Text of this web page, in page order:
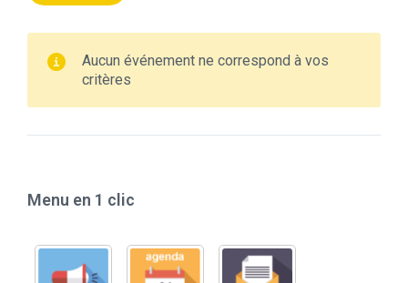
Aucun événement ne correspond à vos
critères
Menu en 1 clic